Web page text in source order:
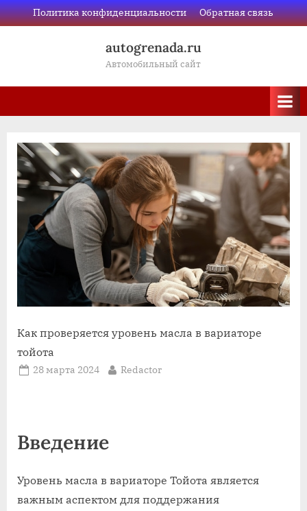
Skip
to
Политика конфиденциальности Обратная связь
autogrenada.ru
Автомобильный сайт
Как проверяется уровень масла в вариаторе
тойота
Posted
28 марта 2024 By
Redactor
Введение
Уровень масла в вариаторе Тойота является
важным аспектом для поддержания